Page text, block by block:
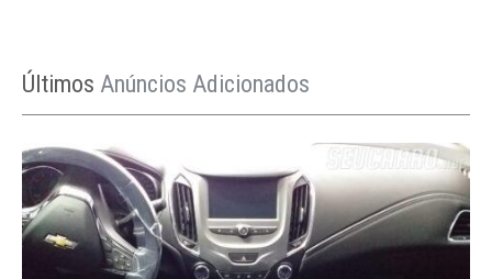
Últimos Anúncios Adicionados